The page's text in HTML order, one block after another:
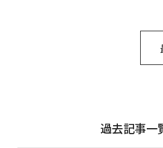
過去記事一